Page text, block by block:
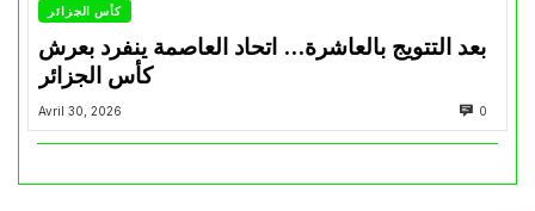
كأس الجزائر
بعد التتويج بالعاشرة… اتحاد العاصمة ينفرد بعرش
كأس الجزائر
Avril 30, 2026 0